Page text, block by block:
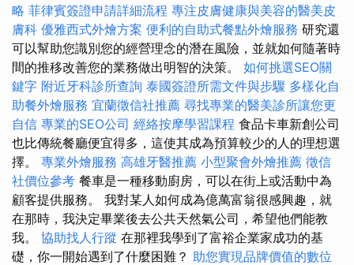
略 菲律賓簽證申請詳細流程 專注皮膚健康與美容的醫美皮
膚科 優雅西式外燴方案 便利的自助式餐點外燴服務 研究還
可以幫助您識別您的經營理念的潛在風險，並就如何隨著時
間的推移改善您的業務做出明智的決策。 如何挑選SEO關
鍵字 附近牙科診所查詢 泰國簽證所需文件與步驟 多樣化自
助餐外燴服務 宜蘭徵信社推薦 尋找專業的醫美診所讓您更
自信 專業的SEO公司 經絡按摩學習課程 食品卡車新創公司
也比傳統餐廳便宜得多，這使其成為預算較少的人的理想選
擇。 專業外燴服務 高雄牙醫推薦 小型聚會外燴推薦 徵信
社價位參考 餐車是一種移動廚房，可以在街上或活動中為
顧客提供服務。 我對某人如何成為億萬富翁很感興趣，就
在那時，我決定畢業後去公共天然氣公司，希望他們能教
我。 協助找人行蹤 在那裡我學到了富裕企業家成功的基
礎，你一開始遇到了什麼困難？ 助您實現品牌價值的數位